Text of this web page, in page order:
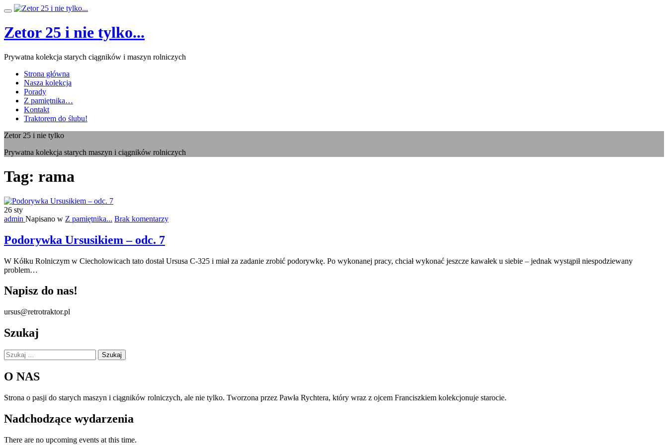
Przeskocz
treści
Przełącz
Zetor 25 i nie tylko...
Prywatna kolekcja starych ciągników i maszyn rolniczych
Strona główna
Nasza kolekcja
Porady
Z pamiętnika…
Kontakt
Traktorem do ślubu!
Zetor 25 i nie tylko
Prywatna kolekcja starych maszyn i ciągników rolniczych
Tag: rama
26 sty
admin Napisano w Z pamiętnika... Brak komentarzy
Podorywka Ursusikiem – odc. 7
W Kółku Rolniczym w Ciecholowicach tato dostał Ursusa C-325 i miał za zadanie zrobić podorywkę. Po wykonanej pracy, chciał wykonać jeszcze kawałek u siebie – jednak wystąpił niespodziewany
problem…
Napisz do nas!
ursus@retrotraktor.pl
Szukaj
Szukaj:
O NAS
Strona o pasji do starych maszyn i ciągników rolniczych, ale nie tylko. Tworzona przez Pawła Rychtera, który wraz z ojcem Franciszkiem kolekcjonuje starocie.
Nadchodzące wydarzenia
There are no upcoming events at this time.